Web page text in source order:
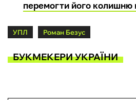
перемогти його колишню
УПЛ Роман Безус
БУКМЕКЕРИ УКРАЇНИ